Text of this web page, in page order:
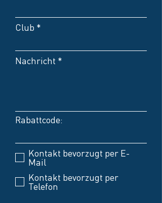
Club
Nachricht
Rabattcode:
Kontakt bevorzugt per E-
Mail
Kontakt bevorzugt per
Telefon